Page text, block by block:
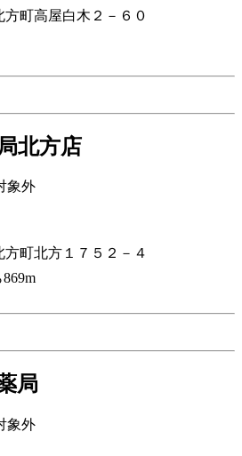
町高屋白木２－６０
北方店
象外
町北方１７５２－４
局
象外